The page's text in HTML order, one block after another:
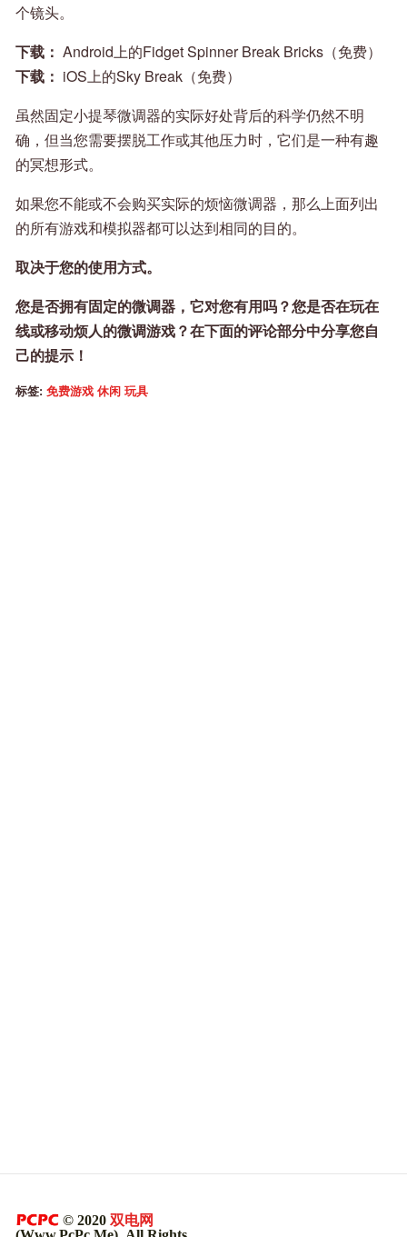
个镜头。
下载： Android上的Fidget Spinner Break Bricks（免费）
下载： iOS上的Sky Break（免费）
虽然固定小提琴微调器的实际好处背后的科学仍然不明
确，但当您需要摆脱工作或其他压力时，它们是一种有趣
的冥想形式。
如果您不能或不会购买实际的烦恼微调器，那么上面列出
的所有游戏和模拟器都可以达到相同的目的。
取决于您的使用方式。
您是否拥有固定的微调器，它对您有用吗？您是否在玩在
线或移动烦人的微调游戏？在下面的评论部分中分享您自
己的提示！
标签: 免费游戏 休闲 玩具
© 2020 双电网